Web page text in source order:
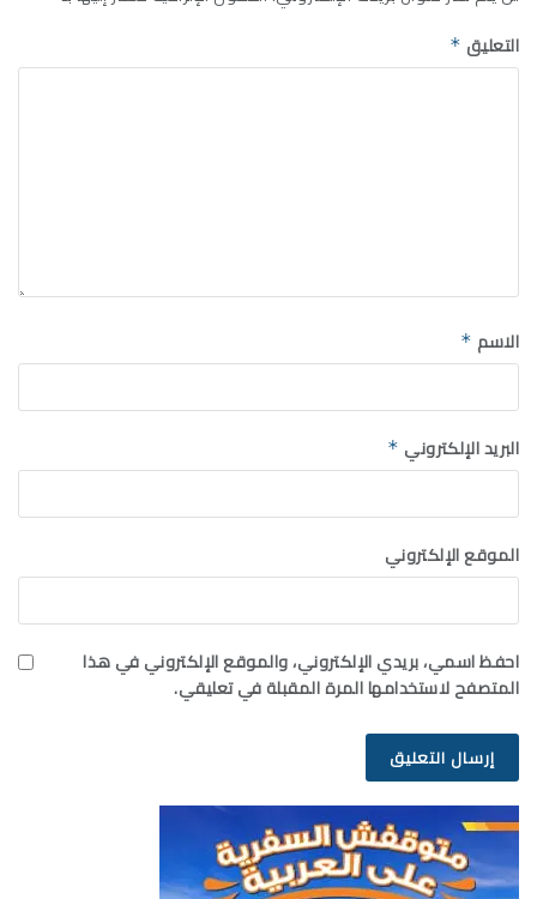
التعليق *
الاسم *
البريد الإلكتروني *
الموقع الإلكتروني
احفظ اسمي، بريدي الإلكتروني، والموقع الإلكتروني في هذا
المتصفح لاستخدامها المرة المقبلة في تعليقي.